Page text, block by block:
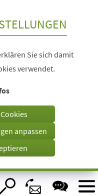
Sie sich damit
verwendet.
anpassen